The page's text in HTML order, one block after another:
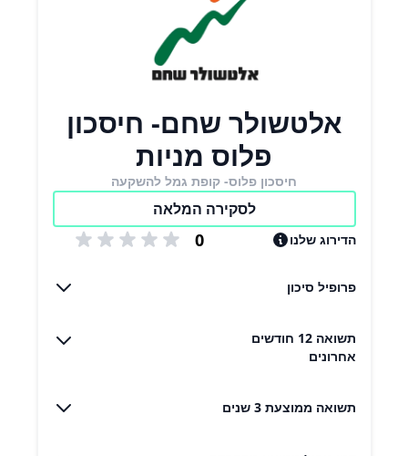
אלטשולר שחם- חיסכון
פלוס מניות
חיסכון פלוס- קופת גמל להשקעה
לסקירה המלאה
הדירוג שלנו 0
פרופיל סיכון
תשואה 12 חודשים
אחרונים
תשואה ממוצעת 3 שנים